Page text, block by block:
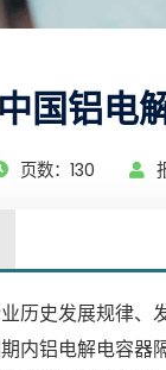
铝电
页数：130
历史发展规律
内铝电解电容